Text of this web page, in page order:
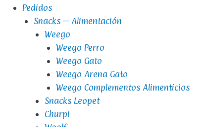
Pedidos
Snacks – Alimentación
Weego
Weego Perro
Weego Gato
Weego Arena Gato
Weego Complementos Alimenticios
Snacks Leopet
Churpi